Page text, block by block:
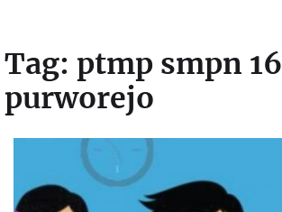
Tag: ptmp smpn 16
purworejo